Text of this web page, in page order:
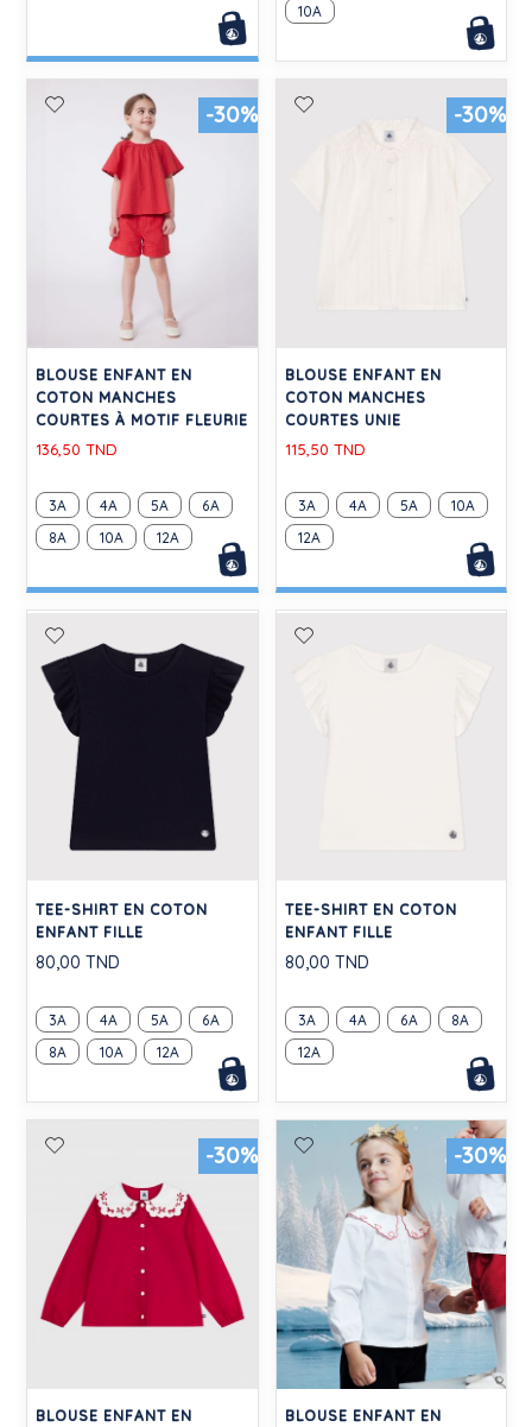
10A
-30%
BLOUSE ENFANT EN
COTON MANCHES
COURTES À MOTIF FLEURIE
136,50 TND
3A 4A 5A
6A
8A
10A 12A
-30%
BLOUSE ENFANT EN
COTON MANCHES
COURTES UNIE
115,50 TND
3A 4A 5A
10A
12A
TEE-SHIRT EN COTON
ENFANT FILLE
80,00 TND
3A 4A 5A
6A
8A
10A 12A
TEE-SHIRT EN COTON
ENFANT FILLE
80,00 TND
3A 4A 6A
8A
12A
-30%
BLOUSE ENFANT EN
-30%
BLOUSE ENFANT EN